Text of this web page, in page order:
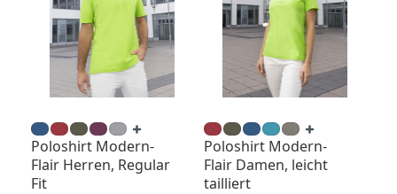
Poloshirt Modern-
Flair Herren, Regular
Fit
Poloshirt Modern-
Flair Damen, leicht
tailliert